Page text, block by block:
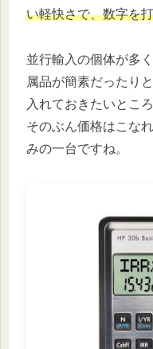
い軽快さで、数字を
並行輸入の個体が多
属品が簡素だったり
入れておきたいところ
そのぶん価格はこな
みの一台ですね。